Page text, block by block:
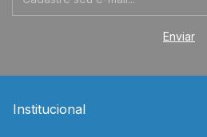
Institucional